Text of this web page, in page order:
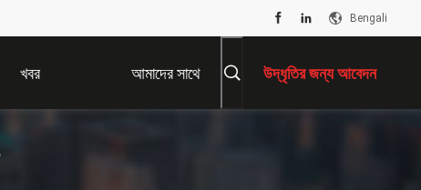
Bengali
খবর আমাদের সাথে উদ্ধৃতির জন্য আবেদন